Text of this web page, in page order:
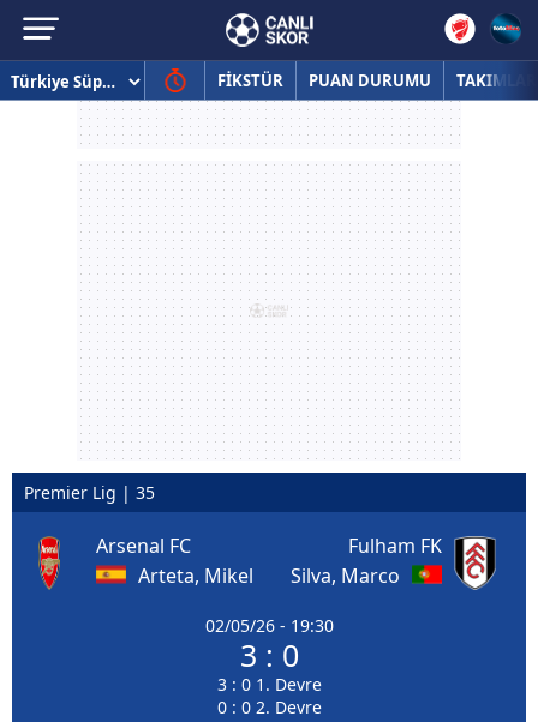
FİKSTÜR PUAN DURUMU TAKIMLAR
Premier Lig | 35
Arsenal FC
Arteta, Mikel
02/05/26 - 19:30
3 : 0
3 : 0 1. Devre
0 : 0 2. Devre
Fulham FK
Silva, Marco